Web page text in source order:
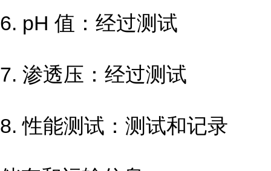
6. pH 值：经过测试
7. 渗透压：经过测试
8. 性能测试：测试和记录